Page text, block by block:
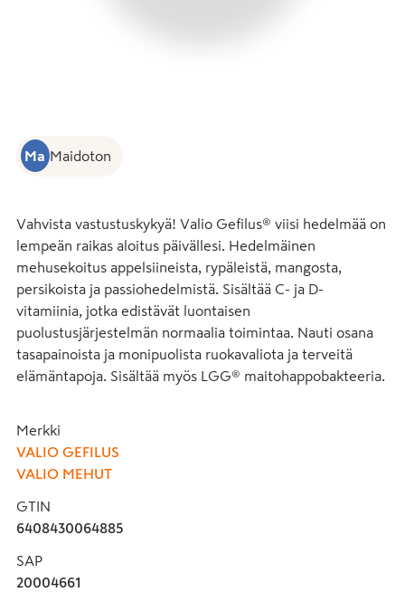
Ma Maidoton
Vahvista vastustuskykyä! Valio Gefilus® viisi hedelmää on
lempeän raikas aloitus päivällesi. Hedelmäinen
mehusekoitus appelsiineista, rypäleistä, mangosta,
persikoista ja passiohedelmistä. Sisältää C- ja D-
vitamiinia, jotka edistävät luontaisen
puolustusjärjestelmän normaalia toimintaa. Nauti osana
tasapainoista ja monipuolista ruokavaliota ja terveitä
elämäntapoja. Sisältää myös LGG® maitohappobakteeria.
Merkki
VALIO GEFILUS
VALIO MEHUT
GTIN
6408430064885
SAP
20004661